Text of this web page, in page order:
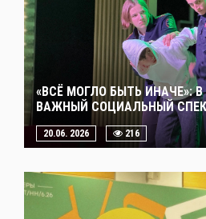
«ВСЁ МОГЛО БЫТЬ ИНАЧЕ»:
ВАЖНЫЙ СОЦИАЛЬНЫЙ
20.06. 2026 216